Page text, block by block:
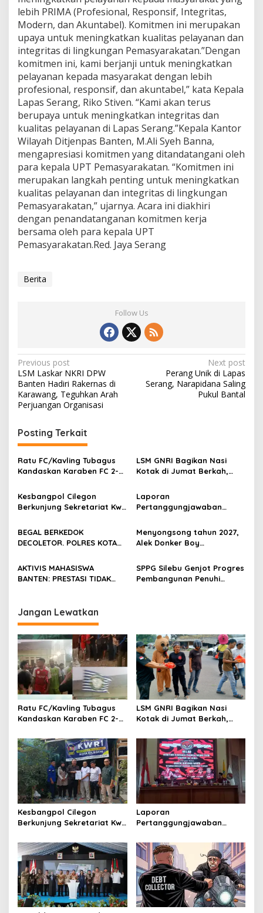
lebih PRIMA (Profesional, Responsif, Integritas,
Modern, dan Akuntabel). Komitmen ini merupakan
upaya untuk meningkatkan kualitas pelayanan dan
integritas di lingkungan Pemasyarakatan.”Dengan
komitmen ini, kami berjanji untuk meningkatkan
pelayanan kepada masyarakat dengan lebih
profesional, responsif, dan akuntabel,” kata Kepala
Lapas Serang, Riko Stiven. “Kami akan terus
berupaya untuk meningkatkan integritas dan
kualitas pelayanan di Lapas Serang.”Kepala Kantor
Wilayah Ditjenpas Banten, M.Ali Syeh Banna,
mengapresiasi komitmen yang ditandatangani oleh
para kepala UPT Pemasyarakatan. “Komitmen ini
merupakan langkah penting untuk meningkatkan
kualitas pelayanan dan integritas di lingkungan
Pemasyarakatan,” ujarnya. Acara ini diakhiri
dengan penandatanganan komitmen kerja
bersama oleh para kepala UPT
Pemasyarakatan.Red. Jaya Serang
Berita
Follow Us
Post
navigation
Previous post
LSM Laskar NKRI DPW
Banten Hadiri Rakernas di
Karawang, Teguhkan Arah
Perjuangan Organisasi
Next post
Perang Unik di Lapas
Serang, Narapidana Saling
Pukul Bantal
Posting Terkait
Ratu FC/Kavling Tubagus
Kandaskan Karaben FC 2-0:
Kebersamaan Warga
Sindang Heula
LSM GNRI Bagikan Nasi
Kotak di Jumat Berkah,
Kesbangpol Cilegon
Berkunjung Sekretariat Kwri
Kemitraan yang kokoh
Laporan
Pertanggungjawaban
Panitia Milad KKPMP ke-15
Resmi Ditutup
BEGAL BERKEDOK
DECOLETOR. POLRES KOTA
TEGAS
Menyongsong tahun 2027,
Alek Donker Boy
SerangPost.com, mengajak
seluruh jajaran untuk terus
meningkatkan
AKTIVIS MAHASISWA
BANTEN: PRESTASI TIDAK
SPPG Silebu Genjot Progres
Pembangunan Penuhi
Jangan Lewatkan
Ratu FC/Kavling Tubagus
Kandaskan Karaben FC 2-0:
Kebersamaan Warga
Sindang Heula
LSM GNRI Bagikan Nasi
Kotak di Jumat Berkah,
Kesbangpol Cilegon
Berkunjung Sekretariat Kwri
Kemitraan yang kokoh
Laporan
Pertanggungjawaban
Panitia Milad KKPMP ke-15
Resmi Ditutup